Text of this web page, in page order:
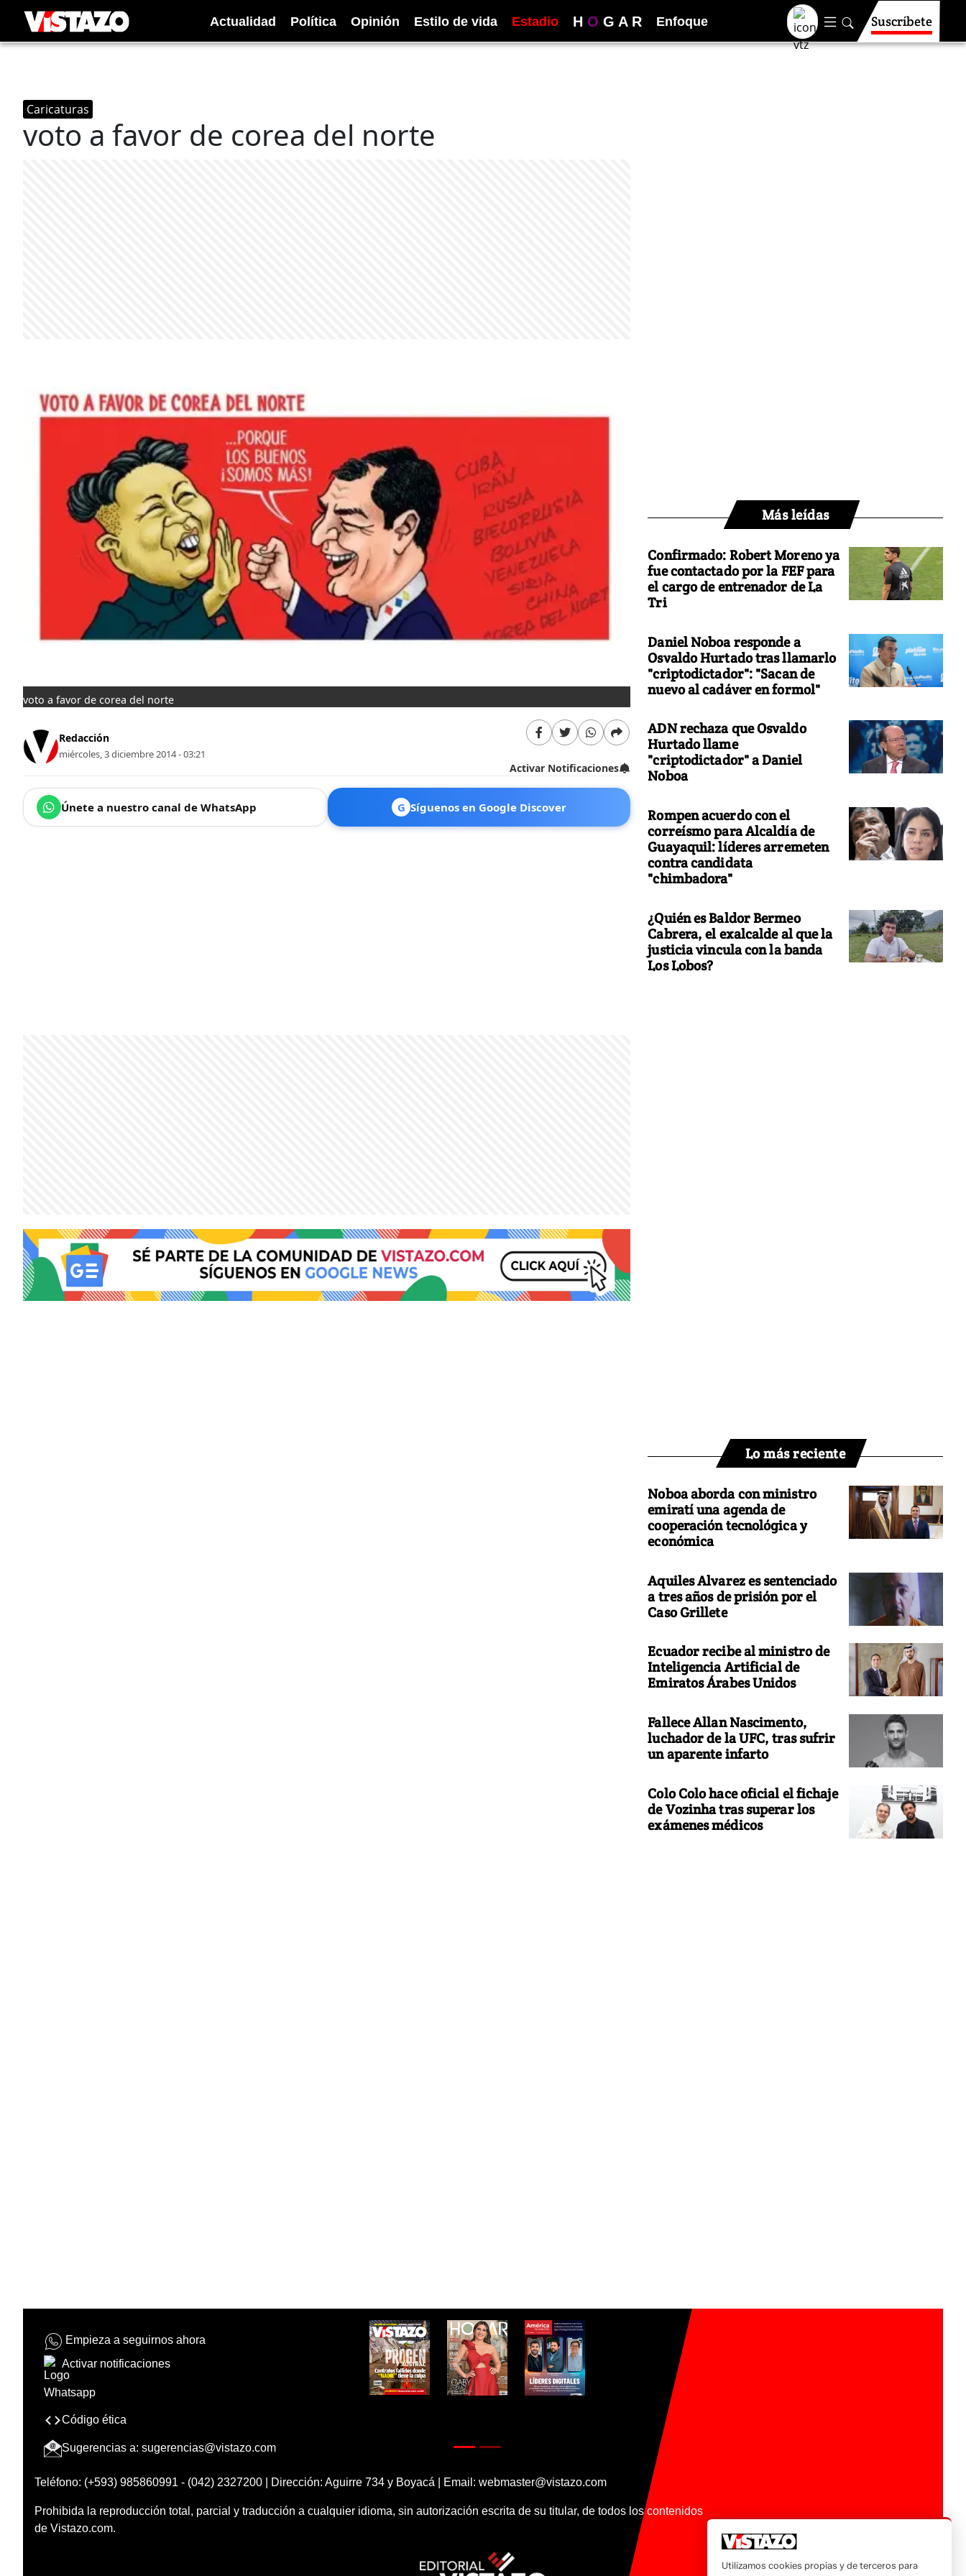
Actualidad Política Opinión Estilo de vida Estadio H O G A R Enfoque Suscríbete
Caricaturas
voto a favor de corea del norte
voto a favor de corea del norte
Redacción
miércoles, 3 diciembre 2014 - 03:21
Activar Notificaciones
Únete a nuestro canal de WhatsApp G Síguenos en Google Discover
Más leídas
Confirmado: Robert Moreno ya
fue contactado por la FEF para
el cargo de entrenador de La
Tri
Daniel Noboa responde a
Osvaldo Hurtado tras llamarlo
"criptodictador": "Sacan de
nuevo al cadáver en formol"
ADN rechaza que Osvaldo
Hurtado llame
"criptodictador" a Daniel
Noboa
Rompen acuerdo con el
correísmo para Alcaldía de
Guayaquil: líderes arremeten
contra candidata
"chimbadora"
¿Quién es Baldor Bermeo
Cabrera, el exalcalde al que la
justicia vincula con la banda
Los Lobos?
Lo más reciente
Noboa aborda con ministro
emiratí una agenda de
cooperación tecnológica y
económica
Aquiles Alvarez es sentenciado
a tres años de prisión por el
Caso Grillete
Ecuador recibe al ministro de
Inteligencia Artificial de
Emiratos Árabes Unidos
Fallece Allan Nascimento,
luchador de la UFC, tras sufrir
un aparente infarto
Colo Colo hace oficial el fichaje
de Vozinha tras superar los
exámenes médicos
Empieza a seguirnos ahora
Activar notificaciones
Código ética
Sugerencias a: sugerencias@vistazo.com
Teléfono: (+593) 985860991 - (042) 2327200 | Dirección: Aguirre 734 y Boyacá | Email: webmaster@vistazo.com
Prohibida la reproducción total, parcial y traducción a cualquier idioma, sin autorización escrita de su titular, de todos los contenidos
de Vistazo.com.
Utilizamos cookies propias y de terceros para